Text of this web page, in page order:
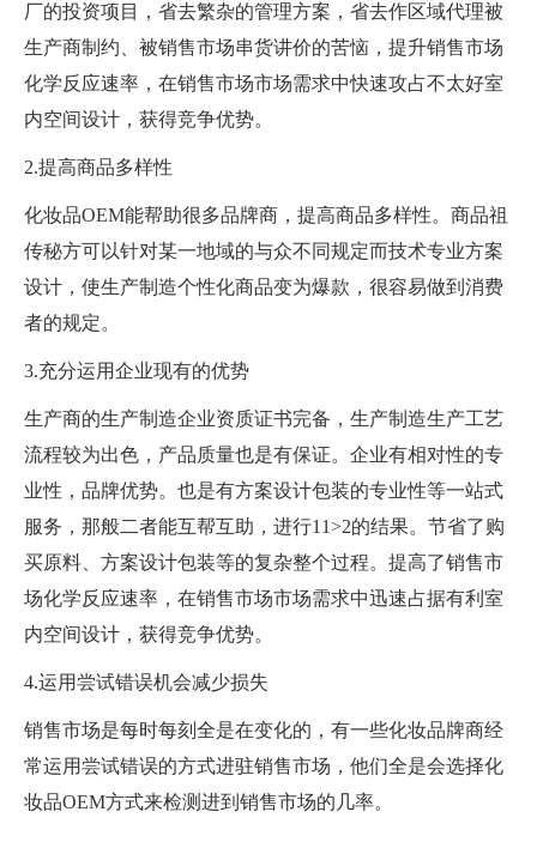
厂的投资项目，省去繁杂的管理方案，省去作区域代理被
生产商制约、被销售市场串货讲价的苦恼，提升销售市场
化学反应速率，在销售市场市场需求中快速攻占不太好室
内空间设计，获得竞争优势。
2.提高商品多样性
化妆品OEM能帮助很多品牌商，提高商品多样性。商品祖
传秘方可以针对某一地域的与众不同规定而技术专业方案
设计，使生产制造个性化商品变为爆款，很容易做到消费
者的规定。
3.充分运用企业现有的优势
生产商的生产制造企业资质证书完备，生产制造生产工艺
流程较为出色，产品质量也是有保证。企业有相对性的专
业性，品牌优势。也是有方案设计包装的专业性等一站式
服务，那般二者能互帮互助，进行11>2的结果。节省了购
买原料、方案设计包装等的复杂整个过程。提高了销售市
场化学反应速率，在销售市场市场需求中迅速占据有利室
内空间设计，获得竞争优势。
4.运用尝试错误机会减少损失
销售市场是每时每刻全是在变化的，有一些化妆品牌商经
常运用尝试错误的方式进驻销售市场，他们全是会选择化
妆品OEM方式来检测进到销售市场的几率。